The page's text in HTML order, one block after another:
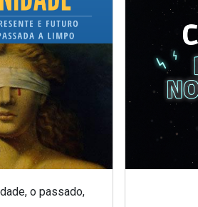
o passado,